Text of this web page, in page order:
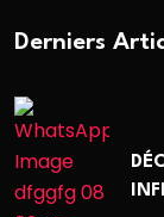
Derniers